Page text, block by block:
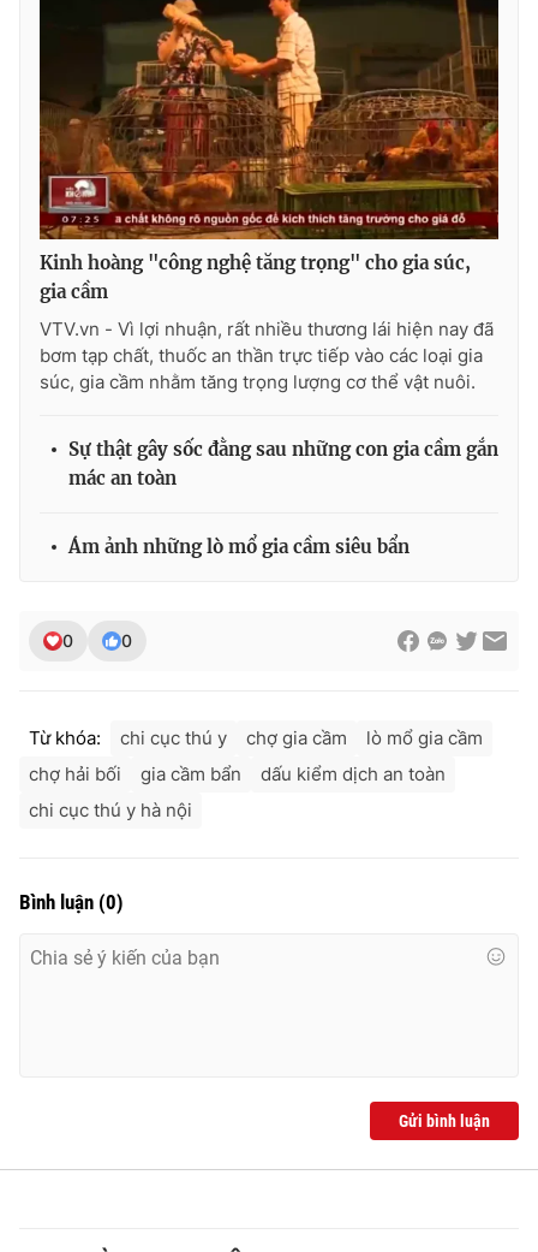
Ðiện thoại Thời báo VTV:
024.66 897 897
toasoan@vtv.vn
Liên hệ quảng cáo:024-7300.7108
thuận bằng văn bản. Ghi rõ nguồn VTV.vn khi phát hành lại
thông tin từ website này.
Kinh hoàng "công nghệ tăng trọng" cho gia súc,
gia cầm
VTV.vn - Vì lợi nhuận, rất nhiều thương lái hiện nay đã
bơm tạp chất, thuốc an thần trực tiếp vào các loại gia
súc, gia cầm nhằm tăng trọng lượng cơ thể vật nuôi.
Sự thật gây sốc đằng sau những con gia cầm gắn
mác an toàn
Ám ảnh những lò mổ gia cầm siêu bẩn
0 0
Từ khóa: chi cục thú y chợ gia cầm
lò mổ gia cầm
chợ hải bối
gia cầm bẩn
dấu kiểm dịch an toàn
chi cục thú y hà nội
Bình luận (0)
Gửi bình luận